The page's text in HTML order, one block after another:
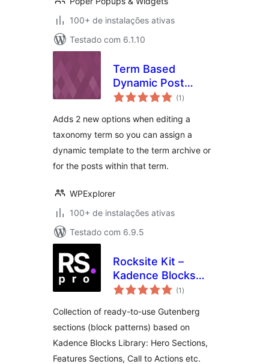
100+ de instalações ativas
Testado com 6.1.10
Term Based
Dynamic Post
Templates for Total
(1 total
de
)
Adds 2 new options when editing a
taxonomy term so you can assign a
dynamic template to the term archive or
for the posts within that term.
WPExplorer
100+ de instalações ativas
Testado com 6.9.5
Rocksite Kit –
Kadence Blocks
Patterns with
(1 total
de
)
Collection of ready-to-use Gutenberg
sections (block patterns) based on
Kadence Blocks Library: Hero Sections,
Features Sections, Call to Actions etc.